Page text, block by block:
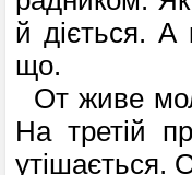
й діється. А
що.
От живе
На третій
утішається.